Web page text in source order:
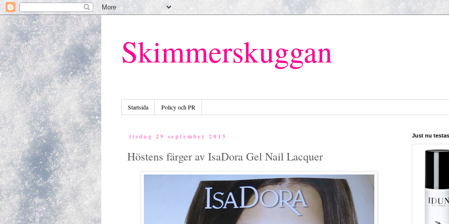
Skimmerskuggan
Startsida Policy och PR
tisdag 29 september 2015
Höstens färger av IsaDora Gel Nail Lacquer
Just nu